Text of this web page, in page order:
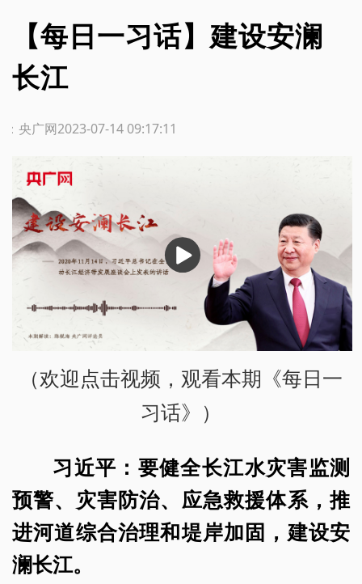
【每日一习话】建设安澜
长江
2023-07-14 09:17:11
：央广网
播
放
（欢迎点击视频，观看本期《每日一
习话》）
习近平：要健全长江水灾害监测
预警、灾害防治、应急救援体系，推
进河道综合治理和堤岸加固，建设安
澜长江。